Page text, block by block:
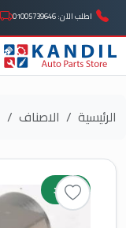
اطلب الآن: 01005739646
الرئيسية الاصناف
جديد